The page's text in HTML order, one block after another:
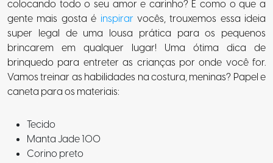
colocando todo o seu amor e carinho? E como o que a
gente mais gosta é inspirarvocês, trouxemos essa ideia
super legal de uma lousa prática para os pequenos
brincarem em qualquer lugar! Uma ótima dica de
brinquedo para entreter as crianças por onde você for.
Vamos treinar as habilidades na costura, meninas? Papel e
caneta para os materiais:
Tecido
Manta Jade 100
Corino preto